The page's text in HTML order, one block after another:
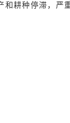
耕种停滞，严